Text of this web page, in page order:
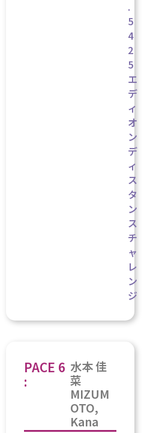
.
5
4
2
5
エ
デ
ィ
オ
ン
デ
ィ
ス
タ
ン
ス
チ
ャ
レ
ン
ジ
PACE 6
:
水本 佳
菜
MIZUM
OTO,
Kana